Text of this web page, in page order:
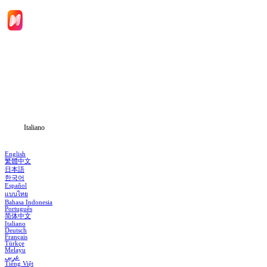
Italiano
English
繁體中文
日本語
한국어
Español
แบบไทย
Bahasa Indonesia
Português
简体中文
Italiano
Deutsch
Français
Türkçe
Melayu
عربي
Tiếng Việt